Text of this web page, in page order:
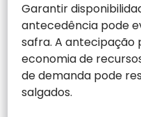
Garantir
antecedência pode
safra. A antecipação
economia de
de demanda pode
salgados.